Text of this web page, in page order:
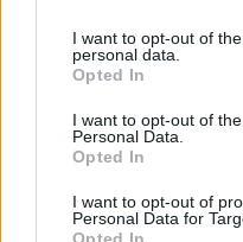
I want to opt-out of
personal data.
Opted In
I want to opt-out of
Personal Data.
Opted In
I want to opt-out of
Personal Data for
Opted In
Κατά τη
καμία απολύτως